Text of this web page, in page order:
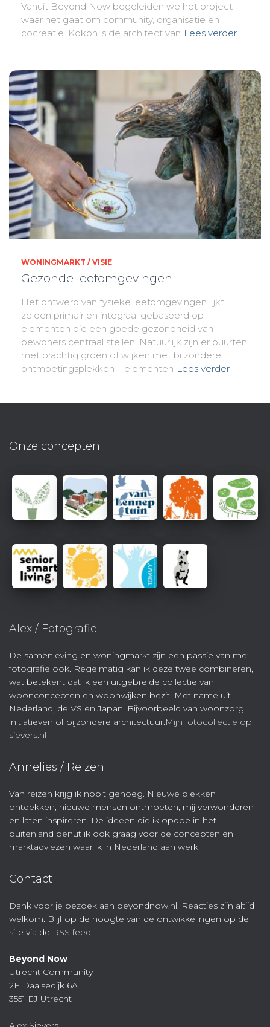
Vanuit Beyond Now begeleiden we het project
waar het gaat om community, organisatie en
cocreatie. Kokon is de architect van Lees verder
WONINGMARKT / VISIE
Gezonde leefomgevingen
Het ontwerp van fysieke leefomgevingen lijkt
zelden primair en integraal gebaseerd op
elementen die een goede gezondheid van
bewoners centraal stellen. Natuurlijk zijn er buurten
met prachtig groen of wijken met bijzondere
ontmoetingsplekken – elementen Lees verder
Onze concepten
Alex / Fotografie
De samenleving en woningmarkt zijn een passie van me;
fotografie ook. Regelmatig kan ik deze twee combineren,
wat betekent dat ik een uitgebreide collectie van
woonconcepten en woonwijken bezit. Met name uit
Nederland, de VS en Japan. Bijvoorbeeld van woonzorg
initiatieven of bijzondere architectuur.Mijn fotocollectie op
sievers.nl
Annelies / Reizen
Van reizen krijg ik nooit genoeg. Nieuwe plekken
ontdekken, nieuwe mensen ontmoeten, mij verwonderen
en laten inspireren. De ideeën die ik opdoe in het
buitenland benut ik ook graag voor de concepten en
marktadviezen waar ik in Nederland aan werk.
Contact
Dank voor je bezoek aan beyondnow.nl. Reacties zijn altijd
welkom. Blijf op de hoogte van de ontwikkelingen op de
site via de RSS feed.
Beyond Now
Utrecht Community
2E Daalsedijk 6A
3551 EJ Utrecht